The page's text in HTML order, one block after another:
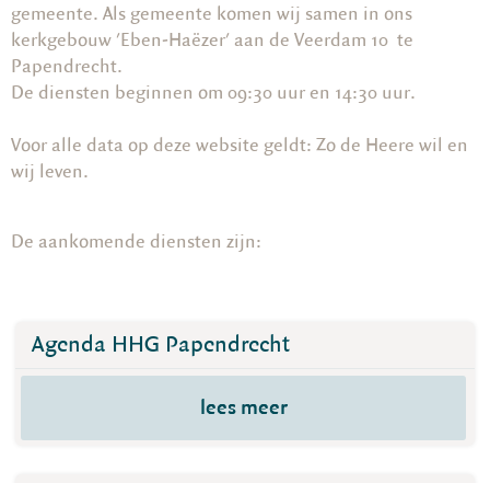
gemeente. Als gemeente komen wij samen in ons
kerkgebouw 'Eben-Haëzer' aan de Veerdam 10 te
Papendrecht.
De diensten beginnen om 09:30 uur en 14:30 uur.
Voor alle data op deze website geldt: Zo de Heere wil en
wij leven.
De aankomende diensten zijn:
Agenda HHG Papendrecht
lees meer